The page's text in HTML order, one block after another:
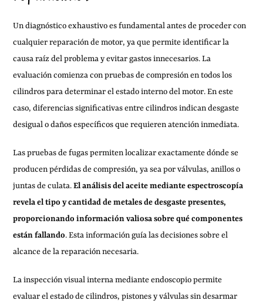
Un diagnóstico exhaustivo es fundamental antes de proceder con
cualquier reparación de motor, ya que permite identificar la
causa raíz del problema y evitar gastos innecesarios. La
evaluación comienza con pruebas de compresión en todos los
cilindros para determinar el estado interno del motor. En este
caso, diferencias significativas entre cilindros indican desgaste
desigual o daños específicos que requieren atención inmediata.
Las pruebas de fugas permiten localizar exactamente dónde se
producen pérdidas de compresión, ya sea por válvulas, anillos o
juntas de culata.El análisis del aceite mediante espectroscopía
revela el tipo y cantidad de metales de desgaste presentes,
proporcionando información valiosa sobre qué componentes
están fallando. Esta información guía las decisiones sobre el
alcance de la reparación necesaria.
La inspección visual interna mediante endoscopio permite
evaluar el estado de cilindros, pistones y válvulas sin desarmar